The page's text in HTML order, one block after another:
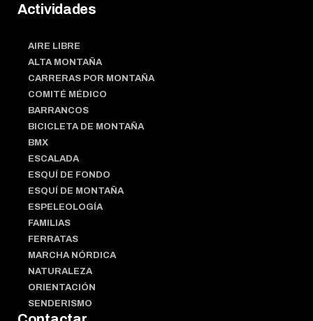
Actividades
AIRE LIBRE
ALTA MONTAÑA
CARRERAS POR MONTAÑA
COMITÉ MÉDICO
BARRANCOS
BICICLETA DE MONTAÑA
BMX
ESCALADA
ESQUÍ DE FONDO
ESQUÍ DE MONTAÑA
ESPELEOLOGÍA
FAMILIAS
FERRATAS
MARCHA NÓRDICA
NATURALEZA
ORIENTACIÓN
SENDERISMO